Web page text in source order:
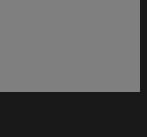
en nueva ventana)